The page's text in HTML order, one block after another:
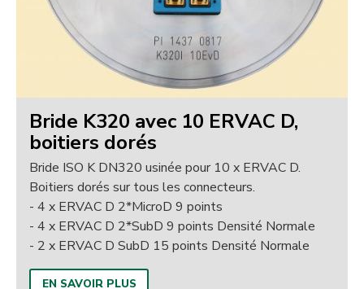
Bride K320 avec 10 ERVAC D,
boitiers dorés
Bride ISO K DN320 usinée pour 10 x ERVAC D.
Boitiers dorés sur tous les connecteurs.
- 4 x ERVAC D 2*MicroD 9 points
- 4 x ERVAC D 2*SubD 9 points Densité Normale
- 2 x ERVAC D SubD 15 points Densité Normale
EN SAVOIR PLUS